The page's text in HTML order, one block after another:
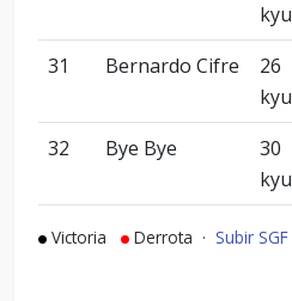
kyu
31 Bernardo Cifre
26
kyu
32 Bye Bye
30
kyu
Victoria Derrota · Subir SGF